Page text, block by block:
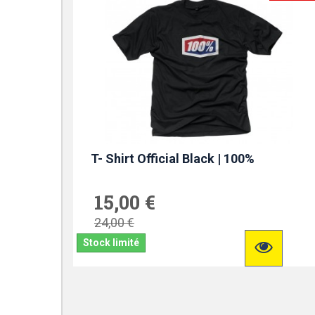
T- Shirt Official Black | 100%
15,00 €
24,00 €
Stock limité